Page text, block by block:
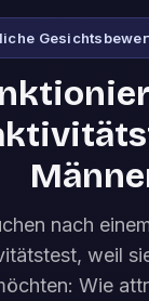
nach
weil
Wie